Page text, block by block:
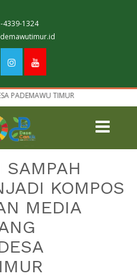
4339-1324
TIMUR
SAMPAH
KOMPOS
MEDIA